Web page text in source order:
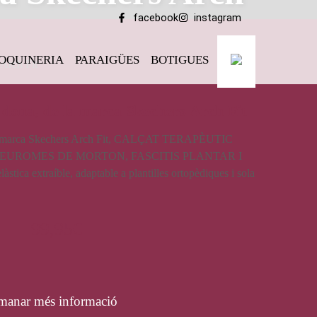
facebook instagram
PARAIGÜES BOTIGUES
Arch Fit
marca Skechers Arch Fit, CALÇAT TERAPÈUTIC
DE MORTON, FASCITIS PLANTAR I
extraíble, adaptable a plantilles ortopèdiques i sola
més informació